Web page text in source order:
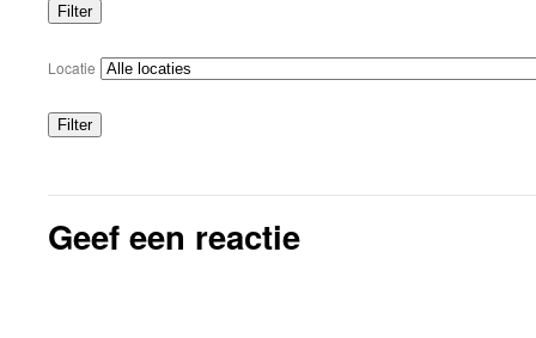
Filter
Categorieën
Locatie
Filter
Locaties
Geef een reactie